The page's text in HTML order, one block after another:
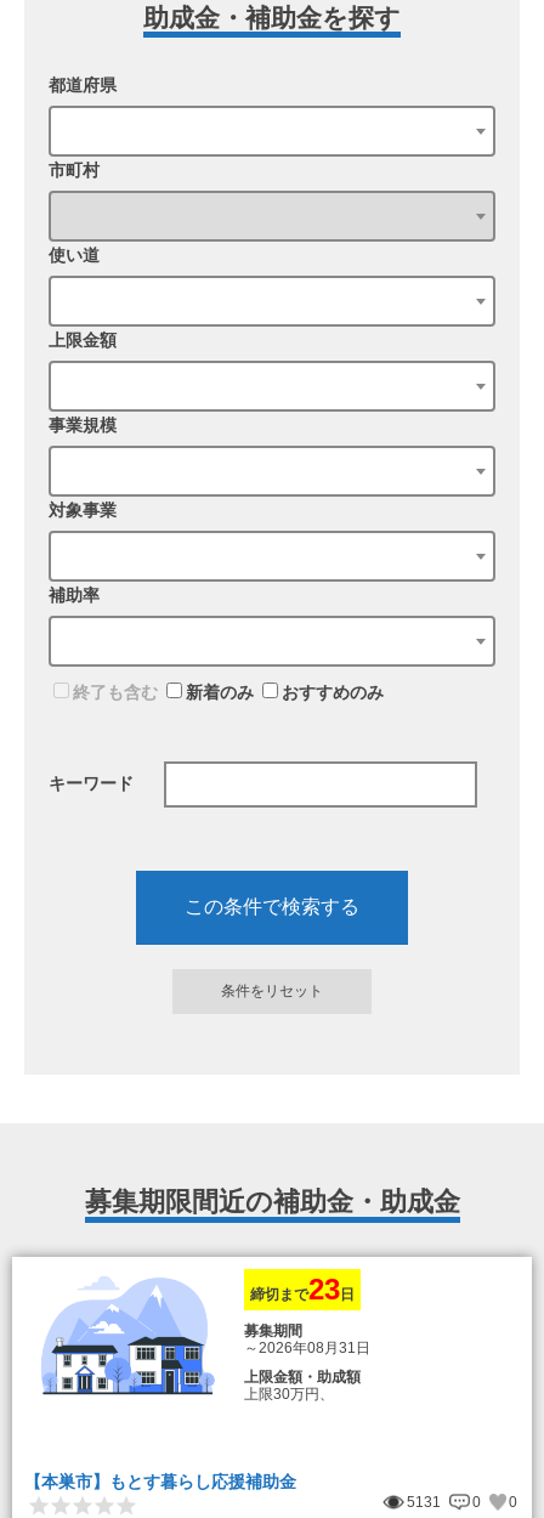
助成金・補助金を探す
都道府県
市町村
使い道
上限金額
事業規模
対象事業
補助率
終了も含む 新着のみ おすすめのみ
キーワード
募集期限間近の補助金・助成金
締切まで23日
募集期間
～2026年08月31日
上限金額・助成額
上限30万円、
【本巣市】もとす暮らし応援補助金
5131 0 0